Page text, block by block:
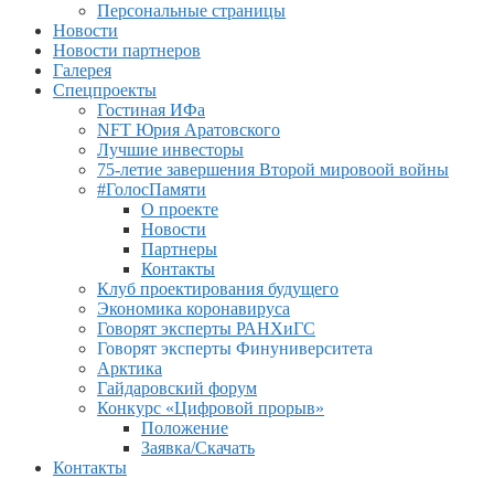
Персональные страницы
Новости
Новости партнеров
Галерея
Спецпроекты
Гостиная ИФа
NFT Юрия Аратовского
Лучшие инвесторы
75-летие завершения Второй мировоой войны
#ГолосПамяти
О проекте
Новости
Партнеры
Контакты
Клуб проектирования будущего
Экономика коронавируса
Говорят эксперты РАНХиГС
Говорят эксперты Финуниверситета
Арктика
Гайдаровский форум
Конкурс «Цифровой прорыв»
Положение
Заявка/Скачать
Контакты